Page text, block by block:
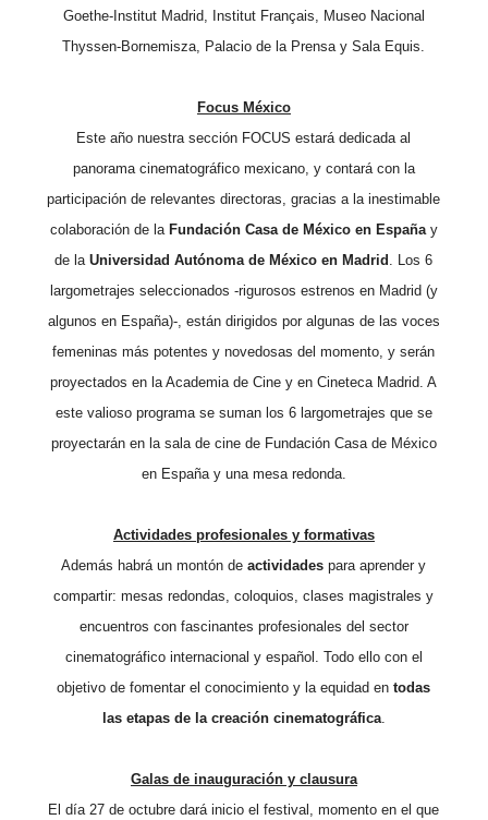
Goethe-Institut Madrid, Institut Français, Museo Nacional
Thyssen-Bornemisza, Palacio de la Prensa y Sala Equis.
Focus México
Este año nuestra sección FOCUS estará dedicada al
panorama cinematográfico mexicano, y contará con la
participación de relevantes directoras, gracias a la inestimable
colaboración de la Fundación Casa de México en España y
de la Universidad Autónoma de México en Madrid . Los 6
largometrajes seleccionados -rigurosos estrenos en Madrid (y
algunos en España)-, están dirigidos por algunas de las voces
femeninas más potentes y novedosas del momento, y serán
proyectados en la Academia de Cine y en Cineteca Madrid. A
este valioso programa se suman los 6 largometrajes que se
proyectarán en la sala de cine de Fundación Casa de México
en España y una mesa redonda.
Actividades profesionales y formativas
Además habrá un montón deactividades para aprender y
compartir: mesas redondas, coloquios, clases magistrales y
encuentros con fascinantes profesionales del sector
cinematográfico internacional y español. Todo ello con el
objetivo de fomentar el conocimiento y la equidad entodas
las etapas de la creación cinematográfica.
Galas de inauguración y clausura
El día 27 de octubre dará inicio el festival, momento en el que